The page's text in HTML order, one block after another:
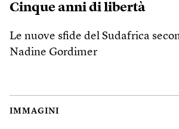
Cinque anni di libertà
Le nuove sfide del Sudafrica
Nadine Gordimer
IMMAGINI